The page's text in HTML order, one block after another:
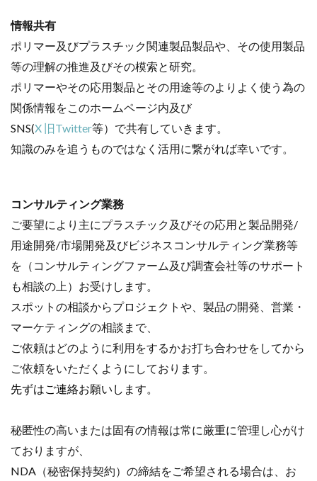
情報共有
ポリマー及びプラスチック関連製品製品や、その使用製品
等の理解の推進及びその模索と研究。
ポリマーやその応用製品とその用途等のよりよく使う為の
関係情報をこのホームページ内及び
SNS(X 旧Twitter等）で共有していきます。
知識のみを追うものではなく活用に繋がれば幸いです。
コンサルティング業務
ご要望により主にプラスチック及びその応用と製品開発/
用途開発/市場開発及びビジネスコンサルティング業務等
を（コンサルティングファーム及び調査会社等のサポート
も相談の上）お受けします。
スポットの相談からプロジェクトや、製品の開発、営業・
マーケティングの相談まで、
ご依頼はどのように利用をするかお打ち合わせをしてから
ご依頼をいただくようにしております。
先ずはご連絡お願いします。
秘匿性の高いまたは固有の情報は常に厳重に管理し心がけ
ておりますが、
NDA（秘密保持契約）の締結をご希望される場合は、お